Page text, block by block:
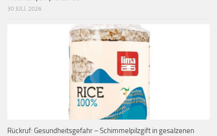
30 JULI, 2026
Rückruf: Gesundheitsgefahr – Schimmelpilzgift in gesalzenen